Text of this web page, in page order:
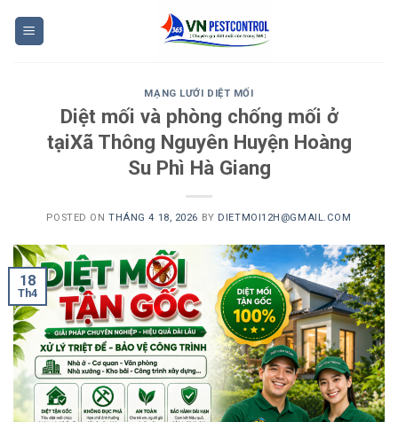
MẠNG LƯỚI DIỆT MỐI
Diệt mối và phòng chống mối ở
tạiXã Thông Nguyên Huyện Hoàng
Su Phì Hà Giang
POSTED ONTHÁNG 4 18, 2026 BY DIETMOI12H@GMAIL.COM
18
Th4